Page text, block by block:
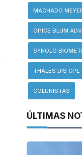
MACHADO
OPICE BLUM
SYNOLO
THALES DIS CPL
COLUNISTAS
ÚLTIMAS